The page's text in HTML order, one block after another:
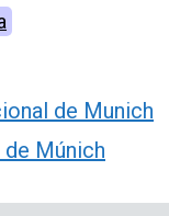
de Munich
Múnich